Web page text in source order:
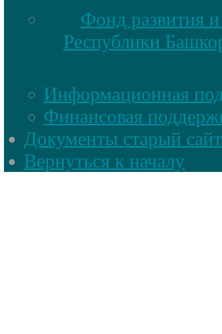
Фонд развития
Республики
Информационная
Финансовая
Документы старый сайт
Вернуться к началу